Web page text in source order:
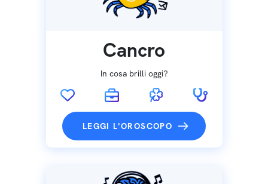
Cancro
In cosa brilli oggi?
LEGGI L'OROSCOPO